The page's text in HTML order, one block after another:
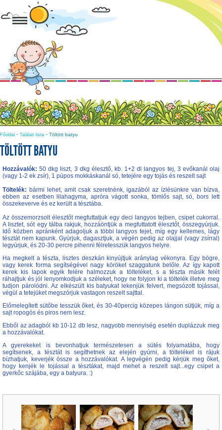
Főoldal - Találati lista - Töltött batyu
TÖLTÖTT BATYU
Hozzávalók: 50 dkg liszt, 3 dkg élesztő, kb. 1+2 dl langyos tej, 3 evőkanál olaj
(vagy 1-2 ek zsír), 1 púpos mokkáskanál só, tetejére egy tojás és reszelt sajt
Töltelék: bármi lehet, amit csak szeretnénk, igazából az ízlésünkre van bízva,
ebben az esetben lilahagyma, apróra vágott sonka, tömlős sajt, só, bors lett
összekeverve és ez került a tésztába.
Az összemorzsolt élesztőt megfuttatjuk egy deci langyos tejben, csipet cukorral.
A lisztet, sót egy tálba rakjuk, hozzáöntjük a megfuttatott élesztőt, összegyúrjuk.
Idő közben apránként adagoljuk a többi langyos tejet, míg egy kellemes, lágy
tésztát nem kapunk. Gyúrjuk, dagasztjuk, a végén pedig az olajjal (vagy zsírral)
legyúrjuk, és 20-30 percre pihenni félretesszük langyos helyre.
Ha megkelt a tészta, lisztes deszkán kinyújtjuk aránylag vékonyra. Egy bögre,
vagy kerek forma segítségével nagy köröket szaggatunk belőle. Az így kapott
kerek kis lapok egyik felére halmozzuk a tölteléket, s a tészta másik felét
ráhajtjuk és jól lenyomkodjuk a széleket, hogy ne folyjon ki a töltelék illetve meg
tudjon párolódni. Az elkészült kis batyukat lekenjük felvert, megsózott tojással,
végül a tetejüket megszórjuk vastagon reszelt sajttal.
Előmelegített sütőbe tesszük őket, és 30-40percig közepes lángon sütjük, míg a
sajt ropogós és piros nem lesz.
Ebből az adagból kb 10-12 db lesz, nagyobb mennyiség esetén duplázzuk meg
a hozzávalókat.
A gyerekeket is bevonhatjuk természetesen a sütés folyamatába, hogy
segítsenek, a tésztát is segíthetnek az elején gyúrni, a tölteléket is rájuk
bízhatjuk, keverjék össze a hozzávalókat. A legvégén pedig kérjük meg őket,
hogy kenjék le tojással a tésztákat, majd mehet a reszelt sajt...egy csipet a
gyerkőc szájába, egy a batyura. :)